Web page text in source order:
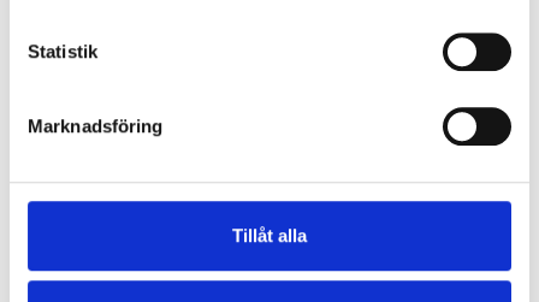
Statistik
Marknadsföring
Tillåt alla
Storbritannien, Sydkorea, Tjeckien, Turkiet, Tyskland, Ungern,
USA och Österrike.
Uppdaterade vikter och dagsaktuellt KIX-index (riksbanken.se)